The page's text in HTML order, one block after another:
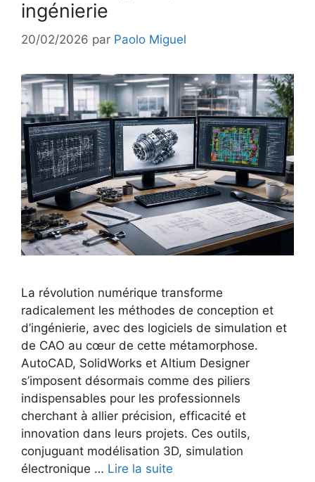
ingénierie
20/02/2026 par Paolo Miguel
La révolution numérique transforme
radicalement les méthodes de conception et
d’ingénierie, avec des logiciels de simulation et
de CAO au cœur de cette métamorphose.
AutoCAD, SolidWorks et Altium Designer
s’imposent désormais comme des piliers
indispensables pour les professionnels
cherchant à allier précision, efficacité et
innovation dans leurs projets. Ces outils,
conjuguant modélisation 3D, simulation
électronique … Lire la suite